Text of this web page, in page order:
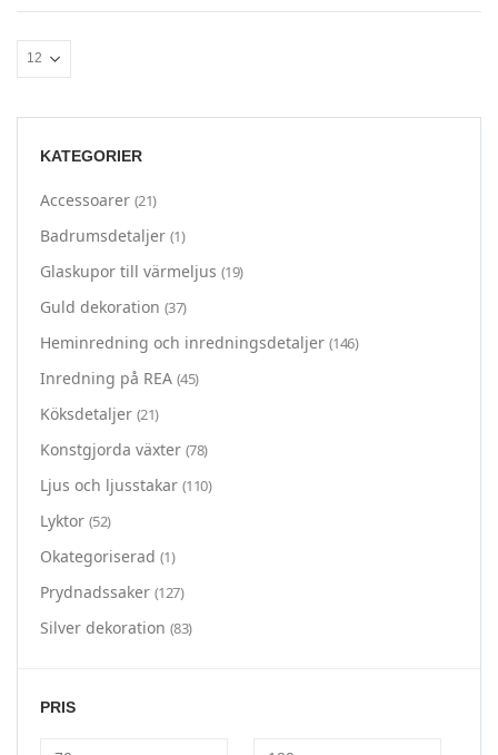
KATEGORIER
Accessoarer (21)
Badrumsdetaljer (1)
Glaskupor till värmeljus (19)
Guld dekoration (37)
Heminredning och inredningsdetaljer (146)
Inredning på REA (45)
Köksdetaljer (21)
Konstgjorda växter (78)
Ljus och ljusstakar (110)
Lyktor (52)
Okategoriserad (1)
Prydnadssaker (127)
Silver dekoration (83)
PRIS